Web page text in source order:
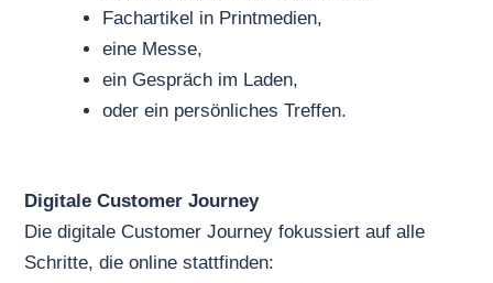
Fachartikel in Printmedien,
eine Messe,
ein Gespräch im Laden,
oder ein persönliches Treffen.
Digitale Customer Journey
Die digitale Customer Journey fokussiert auf alle
Schritte, die online stattfinden: